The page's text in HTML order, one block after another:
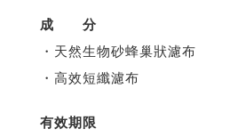
成 分
・天然生物砂蜂巢狀濾布
・高效短纖濾布
有效期限